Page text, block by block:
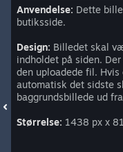
Anvendelse: Dette
butiksside.
Design: Billedet skal
indholdet på siden.
den uploadede fil.
automatisk det sidste
baggrundsbillede ud
Størrelse: 1438 px x